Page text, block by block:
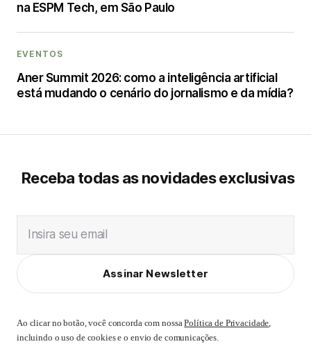
na ESPM Tech, em São Paulo
EVENTOS
Aner Summit 2026: como a inteligência artificial
está mudando o cenário do jornalismo e da mídia?
Receba todas as novidades exclusivas
Insira seu email
Assinar Newsletter
Ao clicar no botão, você concorda com nossaPolítica de Privacidade,
incluindo o uso de cookies e o envio de comunicações.